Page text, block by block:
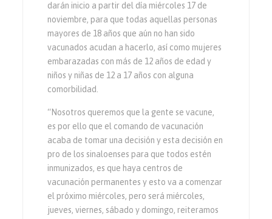
darán inicio a partir del día miércoles 17 de
noviembre, para que todas aquellas personas
mayores de 18 años que aún no han sido
vacunados acudan a hacerlo, así como mujeres
embarazadas con más de 12 años de edad y
niños y niñas de 12 a 17 años con alguna
comorbilidad.
“Nosotros queremos que la gente se vacune,
es por ello que el comando de vacunación
acaba de tomar una decisión y esta decisión en
pro de los sinaloenses para que todos estén
inmunizados, es que haya centros de
vacunación permanentes y esto va a comenzar
el próximo miércoles, pero será miércoles,
jueves, viernes, sábado y domingo, reiteramos